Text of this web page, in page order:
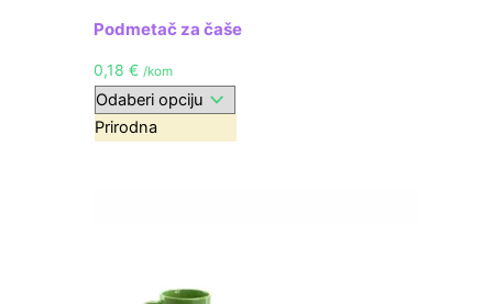
Podmetač za čaše
0,18€ /kom
Prirodna